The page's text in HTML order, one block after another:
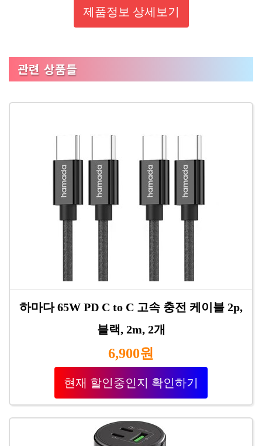
제품정보 상세보기
관련 상품들
하마다 65W PD C to C 고속 충전 케이블 2p,
블랙, 2m, 2개
6,900원
현재 할인중인지 확인하기